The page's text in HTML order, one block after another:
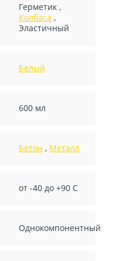
Герметик,
Колбаса ,
Эластичный
Белый
600 мл
Бетон , Металл
от -40 до +90 С
Однокомпонентный